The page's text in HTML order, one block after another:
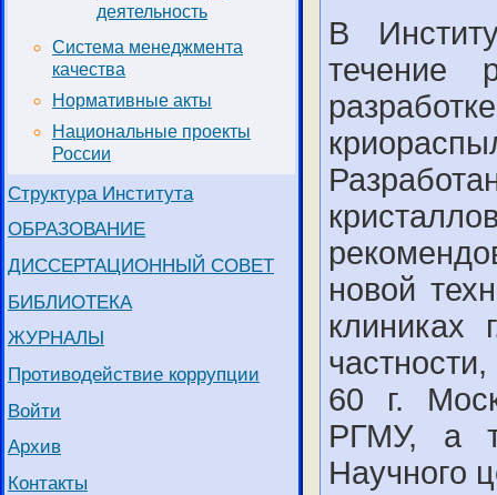
деятельность
Система менеджмента
качества
Нормативные акты
Национальные проекты
России
Структура Института
ОБРАЗОВАНИЕ
ДИССЕРТАЦИОННЫЙ СОВЕТ
БИБЛИОТЕКА
ЖУРНАЛЫ
Противодействие коррупции
Войти
Архив
Контакты
В
течение
новой
клиниках
60 г.
РГМУ, а
Научного